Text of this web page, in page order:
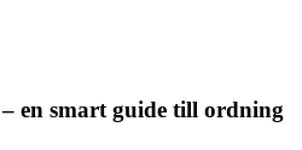
en smart guide till ordning